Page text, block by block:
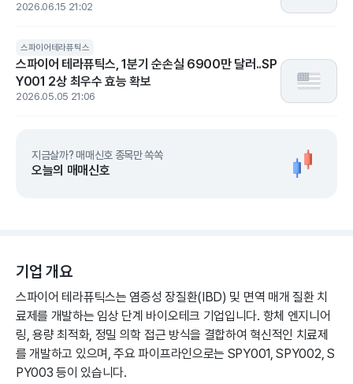
2026.06.15 21:02
스파이어테라퓨틱스
스파이어 테라퓨틱스, 1분기 순손실 6900만 달러..SP
Y001 2상 최우수 효능 확보
2026.05.05 21:06
지금살까? 매매신호 종목만 쏙쏙
오늘의 매매신호
기업 개요
스파이어 테라퓨틱스는 염증성 장질환(IBD) 및 면역 매개 질환 치
료제를 개발하는 임상 단계 바이오테크 기업입니다. 항체 엔지니어
링, 용량 최적화, 정밀 의학 접근 방식을 결합하여 혁신적인 치료제
를 개발하고 있으며, 주요 파이프라인으로는 SPY001, SPY002, S
PY003 등이 있습니다.